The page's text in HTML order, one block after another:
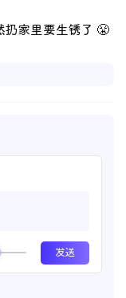
扔家里要生锈了 😤